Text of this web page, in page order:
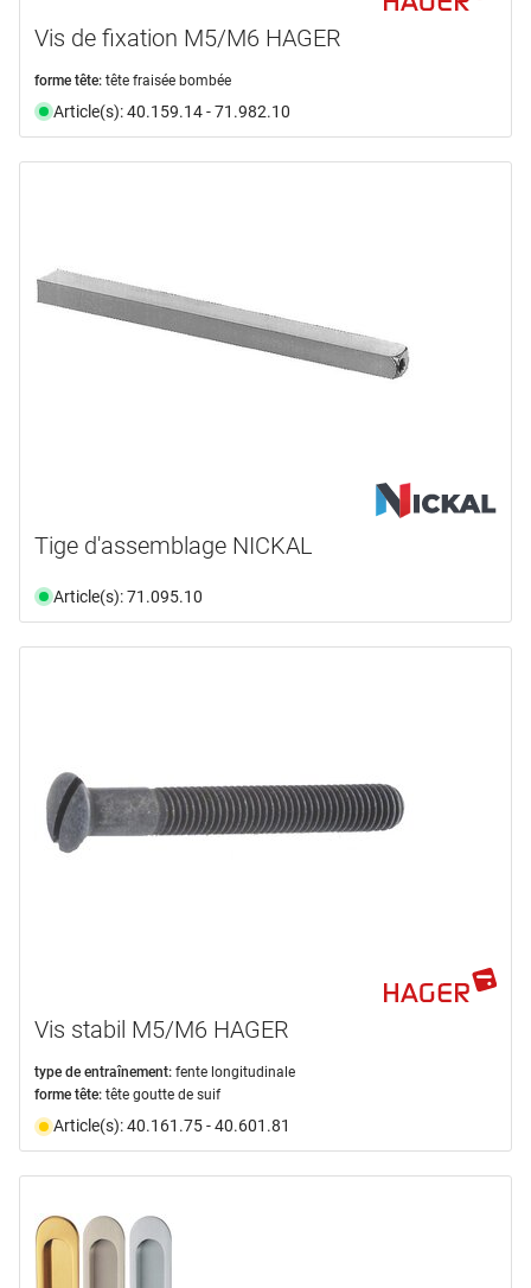
Vis de fixation M5/M6 HAGER
forme tête: tête fraisée bombée
Article(s): 40.159.14 - 71.982.10
Tige d'assemblage NICKAL
Article(s): 71.095.10
Vis stabil M5/M6 HAGER
type de entraînement: fente longitudinale
forme tête: tête goutte de suif
Article(s): 40.161.75 - 40.601.81